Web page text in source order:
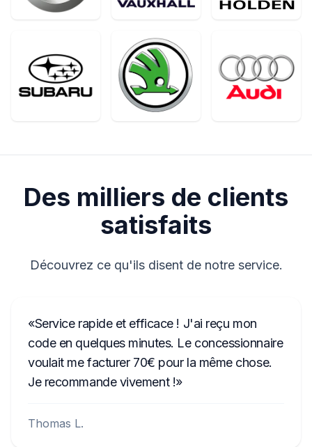
Des milliers de clients
satisfaits
Découvrez ce qu'ils disent de notre service.
Service rapide et efficace ! J'ai reçu mon
code en quelques minutes. Le concessionnaire
voulait me facturer 70€ pour la même chose.
Je recommande vivement !
Thomas L.